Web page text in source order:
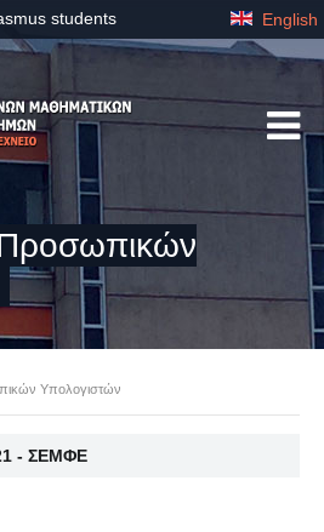
students English
Υπολογιστών
- ΣΕΜΦΕ